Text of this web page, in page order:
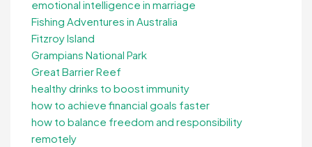
emotional intelligence in marriage
Fishing Adventures in Australia
Fitzroy Island
Grampians National Park
Great Barrier Reef
healthy drinks to boost immunity
how to achieve financial goals faster
how to balance freedom and responsibility
remotely